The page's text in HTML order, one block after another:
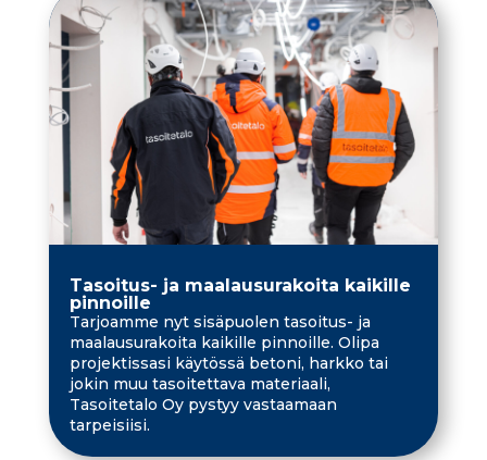
Tasoitus- ja maalausurakoita kaikille
pinnoille
Tarjoamme nyt sisäpuolen tasoitus- ja
maalausurakoita kaikille pinnoille. Olipa
projektissasi käytössä betoni, harkko tai
jokin muu tasoitettava materiaali,
Tasoitetalo Oy pystyy vastaamaan
tarpeisiisi.